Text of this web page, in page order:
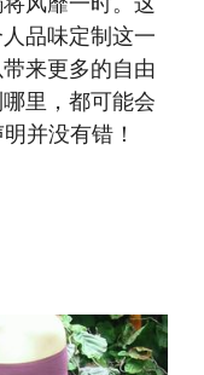
品味定制这一
来更多的自由
里，都可能会
并没有错！